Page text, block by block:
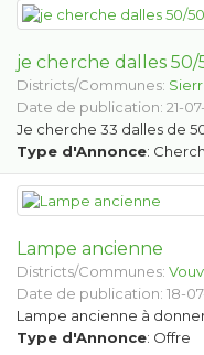
je cherche dalles 50/
Districts/Communes:
Date de publication: 21-
Je cherche 33 dalles de
Type d'Annonce:
Lampe ancienne
Districts/Communes:
Date de publication: 18-
Lampe ancienne à
Type d'Annonce: Offre